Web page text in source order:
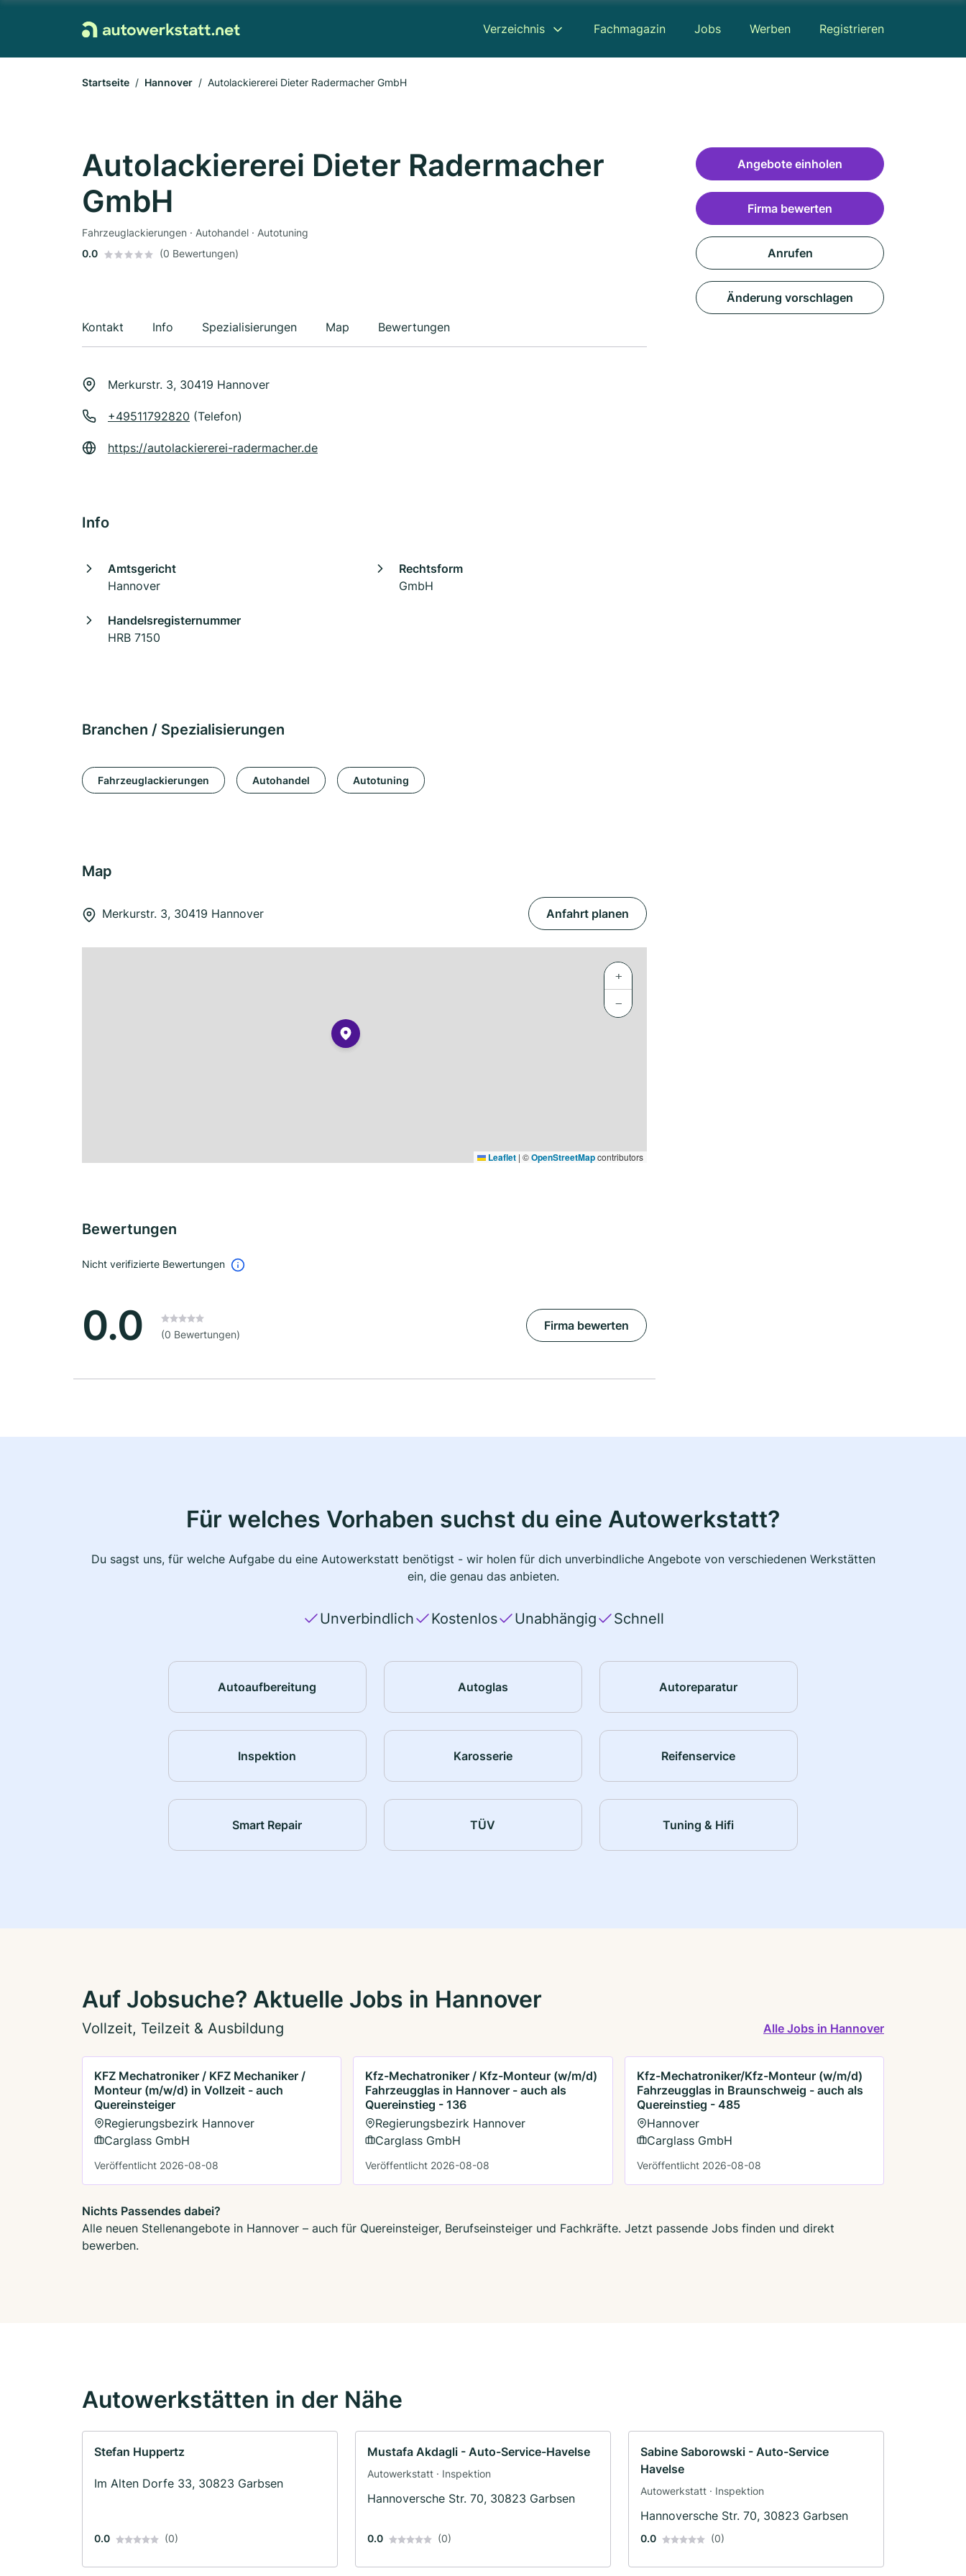
Verzeichnis Fachmagazin Jobs Werben Registrieren
Startseite Hannover Autolackiererei Dieter Radermacher GmbH
Autolackiererei Dieter Radermacher
GmbH
Fahrzeuglackierungen · Autohandel · Autotuning
0.0
(0 Bewertungen)
Kontakt Info Spezialisierungen Map Bewertungen
Merkurstr. 3, 30419 Hannover
+49511792820 (Telefon)
https://autolackiererei-radermacher.de
Info
Amtsgericht
Hannover
Rechtsform
GmbH
Handelsregisternummer
HRB 7150
Branchen / Spezialisierungen
Fahrzeuglackierungen Autohandel Autotuning
Map
Merkurstr. 3, 30419 Hannover Anfahrt planen
+
−
Leaflet | ©OpenStreetMapcontributors
Bewertungen
Nicht verifizierte Bewertungen
0.0 (0 Bewertungen)
Firma bewerten
Angebote einholen
Firma bewerten
Anrufen
Änderung vorschlagen
Für welches Vorhaben suchst du eine Autowerkstatt?
Du sagst uns, für welche Aufgabe du eine Autowerkstatt benötigst - wir holen für dich unverbindliche Angebote von verschiedenen Werkstätten
ein, die genau das anbieten.
Unverbindlich Kostenlos Unabhängig Schnell
Autoaufbereitung Autoglas Autoreparatur
Inspektion Karosserie Reifenservice
Smart Repair TÜV Tuning & Hifi
Auf Jobsuche? Aktuelle Jobs in Hannover
Vollzeit, Teilzeit & Ausbildung Alle Jobs in Hannover
KFZ Mechatroniker / KFZ Mechaniker /
Monteur (m/w/d) in Vollzeit - auch
Quereinsteiger
Regierungsbezirk Hannover
Carglass GmbH
Veröffentlicht 2026-08-08
Kfz-Mechatroniker / Kfz-Monteur (w/m/d)
Fahrzeugglas in Hannover - auch als
Quereinstieg - 136
Regierungsbezirk Hannover
Carglass GmbH
Veröffentlicht 2026-08-08
Kfz-Mechatroniker/Kfz-Monteur (w/m/d)
Fahrzeugglas in Braunschweig - auch als
Quereinstieg - 485
Hannover
Carglass GmbH
Veröffentlicht 2026-08-08
Nichts Passendes dabei?
Alle neuen Stellenangebote in Hannover – auch für Quereinsteiger, Berufseinsteiger und Fachkräfte. Jetzt passende Jobs finden und direkt
bewerben.
Autowerkstätten in der Nähe
Stefan Huppertz
Im Alten Dorfe 33, 30823 Garbsen
0.0 (0)
Mustafa Akdagli - Auto-Service-Havelse
Autowerkstatt · Inspektion
Hannoversche Str. 70, 30823 Garbsen
0.0 (0)
Sabine Saborowski - Auto-Service
Havelse
Autowerkstatt · Inspektion
Hannoversche Str. 70, 30823 Garbsen
0.0 (0)